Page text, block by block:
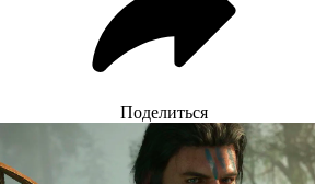
Поделиться